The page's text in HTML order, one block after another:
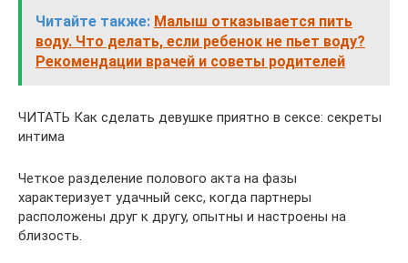
Читайте также: Малыш отказывается пить
воду. Что делать, если ребенок не пьет воду?
Рекомендации врачей и советы родителей
ЧИТАТЬ Как сделать девушке приятно в сексе: секреты
интима
Четкое разделение полового акта на фазы
характеризует удачный секс, когда партнеры
расположены друг к другу, опытны и настроены на
близость.